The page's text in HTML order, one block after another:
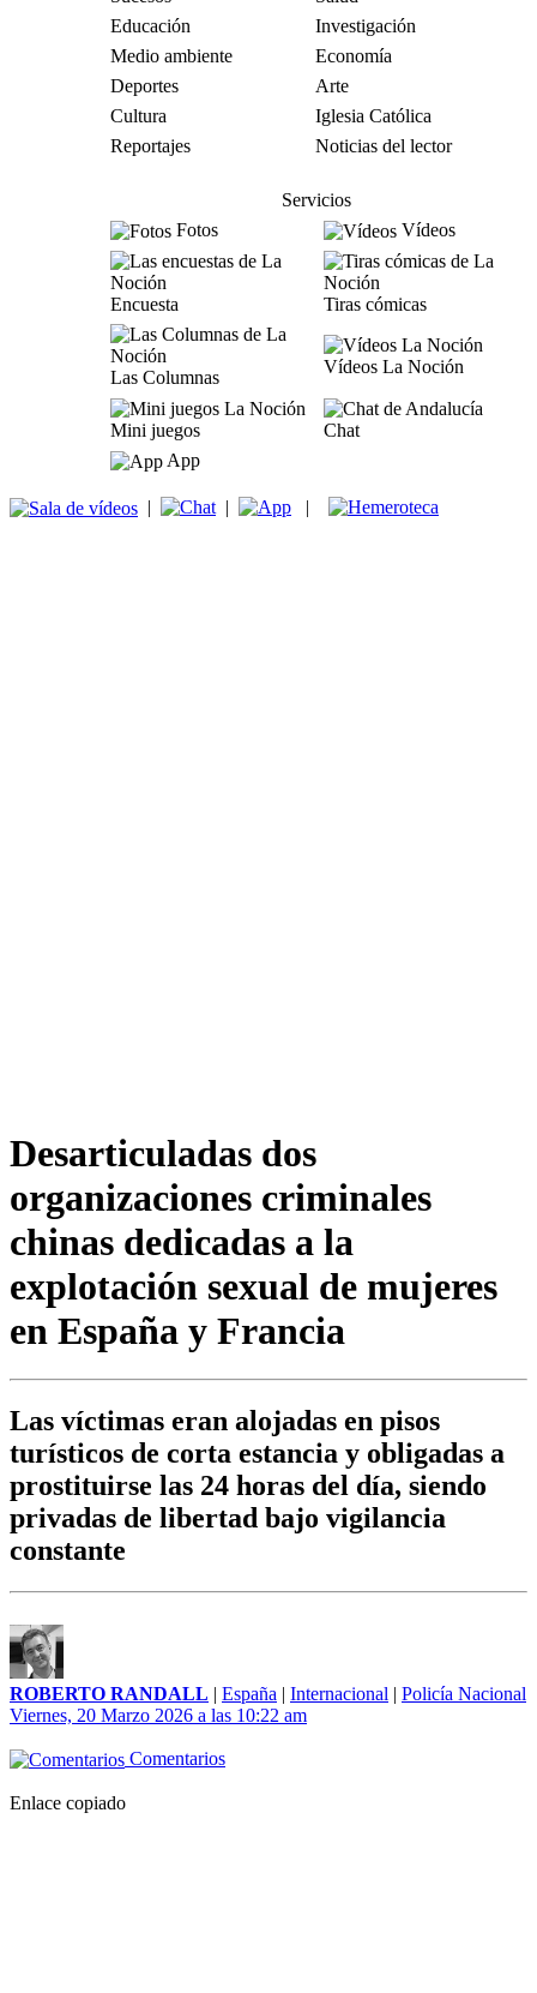
Educación
Investigación
Medio ambiente
Economía
Deportes
Arte
Cultura
Iglesia Católica
Reportajes
Noticias del lector
Servicios
Fotos
Vídeos
Encuesta Tiras cómicas
Las Columnas
Vídeos La Noción
Mini juegos
Chat
App
| | |
Desarticuladas dos
organizaciones criminales
chinas dedicadas a la
explotación sexual de mujeres
en España y Francia
Las víctimas eran alojadas en pisos
turísticos de corta estancia y obligadas a
prostituirse las 24 horas del día, siendo
privadas de libertad bajo vigilancia
constante
ROBERTO RANDALL | España | Internacional | Policía Nacional
Viernes, 20 Marzo 2026 a las 10:22 am
Comentarios
Enlace copiado